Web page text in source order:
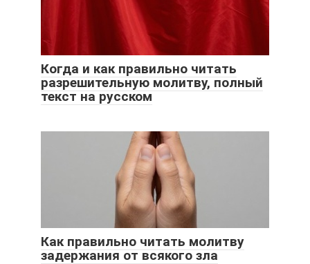
Когда и как правильно читать
разрешительную молитву, полный
текст на русском
Как правильно читать молитву
задержания от всякого зла